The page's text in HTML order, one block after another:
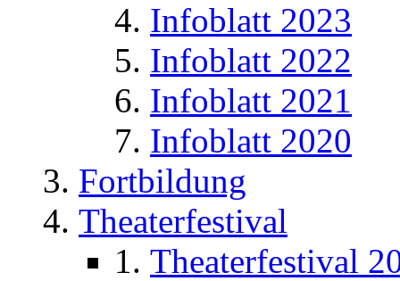
Infoblatt 2023
Infoblatt 2022
Infoblatt 2021
Infoblatt 2020
Fortbildung
Theaterfestival
Theaterfestival